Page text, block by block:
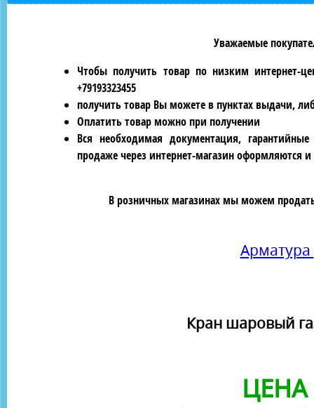
Уважаемые
Чтобы получить товар по низким интернет-
+79193323455
получить товар Вы можете в пунктах выдачи,
Оплатить товар можно при получении
Вся необходимая документация,
продаже через интернет-магазин оформляются
В розничных магазинах мы можем
Арматура
Кран шаровый
ЦЕНА